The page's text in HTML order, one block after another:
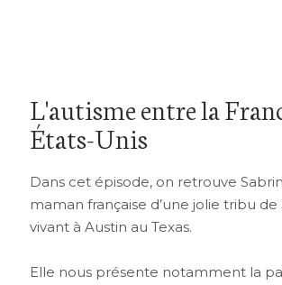
L'autisme entre la
États-Unis
Dans cet épisode, on retrouve
maman française d’une jolie tribu
vivant à Austin au Texas.
Elle nous présente notamment la